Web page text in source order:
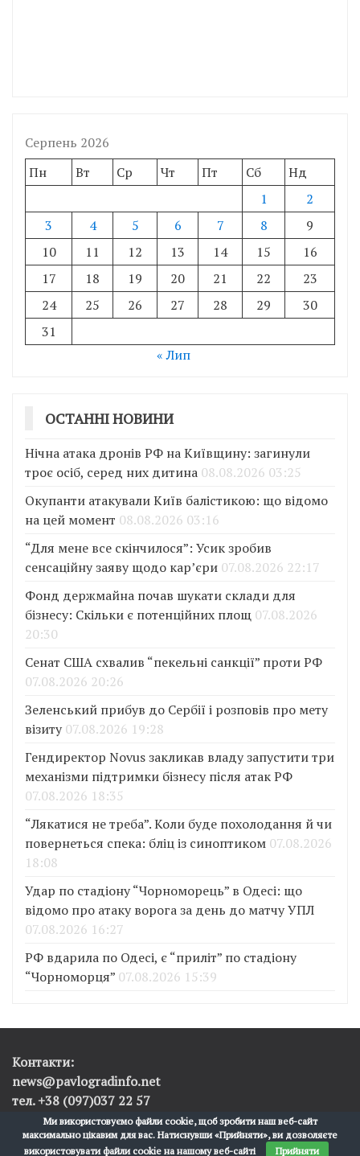
Серпень 2026
Пн
Вт Ср Чт Пт Сб
Нд
1
2
3
4 5 6 7 8
9
10
11 12 13 14 15
16
17
18 19 20 21 22
23
24
25 26 27 28 29
30
31
« Лип
ОСТАННІ НОВИНИ
Нічна атака дронів РФ на Київщину: загинули
троє осіб, серед них дитина 08.08.2026 03:25
Окупанти атакували Київ балістикою: що відомо
на цей момент 08.08.2026 03:16
“Для мене все скінчилося”: Усик зробив
сенсаційну заяву щодо кар’єри 07.08.2026 22:17
Фонд держмайна почав шукати склади для
бізнесу: Скільки є потенційних площ 07.08.2026
20:30
Сенат США схвалив “пекельні санкції” проти РФ
07.08.2026 20:26
Зеленський прибув до Сербії і розповів про мету
візиту 07.08.2026 19:28
Гендиректор Novus закликав владу запустити три
механізми підтримки бізнесу після атак РФ
07.08.2026 18:35
“Лякатися не треба”. Коли буде похолодання й чи
повернеться спека: бліц із синоптиком 07.08.2026
18:08
Удар по стадіону “Чорноморець” в Одесі: що
відомо про атаку ворога за день до матчу УПЛ
07.08.2026 16:27
РФ вдарила по Одесі, є “приліт” по стадіону
“Чорноморця” 07.08.2026 15:39
Контакти:
news@pavlogradinfo.net
тел. +38 (097)037 22 57
Ми використовуємо файли cookie, щоб зробити наш веб-сайт
максимально цікавим для вас. Натиснувши «Прийняти», ви дозволяєте
використовувати файли cookie на нашому веб-сайті
Прийняти